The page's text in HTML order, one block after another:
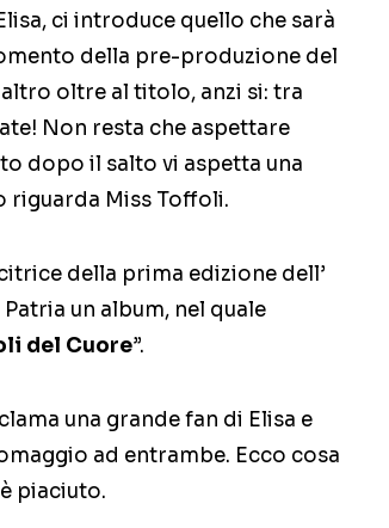
ci introduce quello che sarà
della pre-produzione del
oltre al titolo, anzi si: tra
Non resta che aspettare
dopo il salto vi aspetta una
riguarda Miss Toffoli.
della prima edizione dell’
un album, nel quale
del Cuore”.
una grande fan di Elisa e
ad entrambe. Ecco cosa
piaciuto.